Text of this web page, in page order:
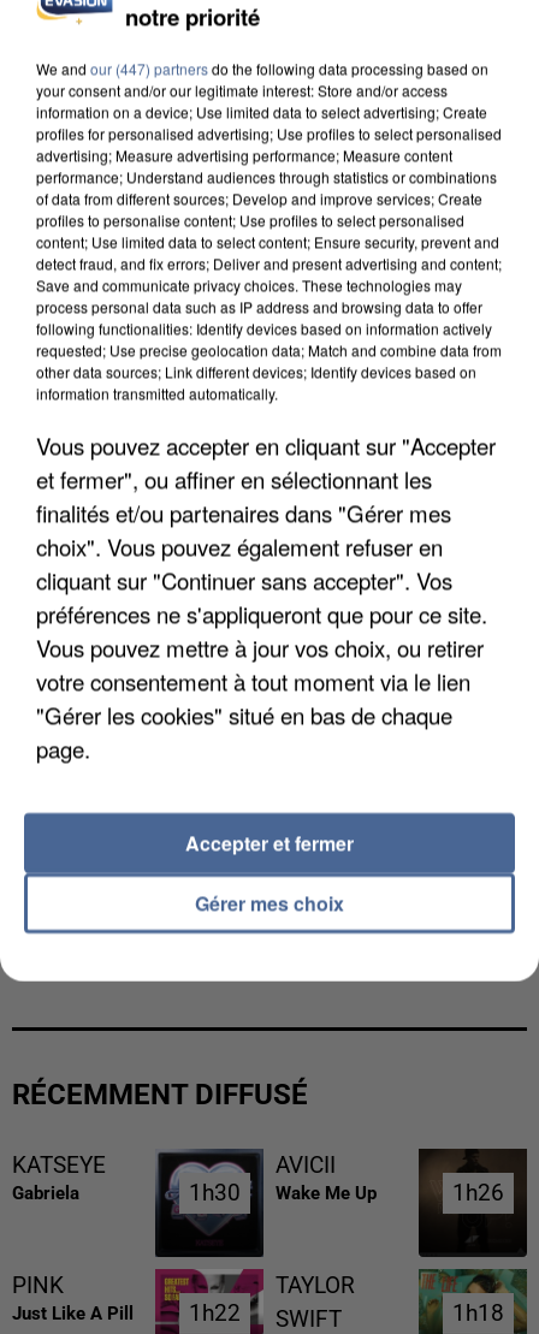
INCENDIES : L’ÎLE-DE-FRANCE LANCE UN ÉLAN
DE SOLIDARITÉ AVEC LES...
APRÈS TOUTES CES CANICULES, LES REFUGES
DE FAUNE SAUVAGE SONT...
L’UN DES FONDATEURS SUPPOSÉS DE LA DZ
RÉCEMMENT DIFFUSÉ
KATSEYE
Gabriela 1h30
1h30
AVICII
Wake Me Up 1h26
1h26
PINK
Just Like A Pill 1h22
1h22
TAYLOR
SWIFT
1h18
1h18
notre priorité
We and our (447) partnersdo the following data processing based on
your consent and/or our legitimate interest: Store and/or access
information on a device; Use limited data to select advertising; Create
profiles for personalised advertising; Use profiles to select personalised
advertising; Measure advertising performance; Measure content
performance; Understand audiences through statistics or combinations
of data from different sources; Develop and improve services; Create
profiles to personalise content; Use profiles to select personalised
content; Use limited data to select content; Ensure security, prevent and
detect fraud, and fix errors; Deliver and present advertising and content;
Save and communicate privacy choices. These technologies may
process personal data such as IP address and browsing data to offer
following functionalities: Identify devices based on information actively
requested; Use precise geolocation data; Match and combine data from
other data sources; Link different devices; Identify devices based on
information transmitted automatically.
Vous pouvez accepter en cliquant sur "Accepter
et fermer", ou affiner en sélectionnant les
finalités et/ou partenaires dans "Gérer mes
choix". Vous pouvez également refuser en
cliquant sur "Continuer sans accepter". Vos
préférences ne s'appliqueront que pour ce site.
Vous pouvez mettre à jour vos choix, ou retirer
votre consentement à tout moment via le lien
"Gérer les cookies" situé en bas de chaque
page.
Gérer mes choix
Accepter et fermer